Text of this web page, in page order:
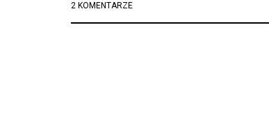
2 KOMENTARZE